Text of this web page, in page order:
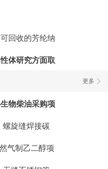
回收的芳纶纳
体研究方面取
更多
物柴油采购项
螺旋缝焊接碳
气制乙二醇项